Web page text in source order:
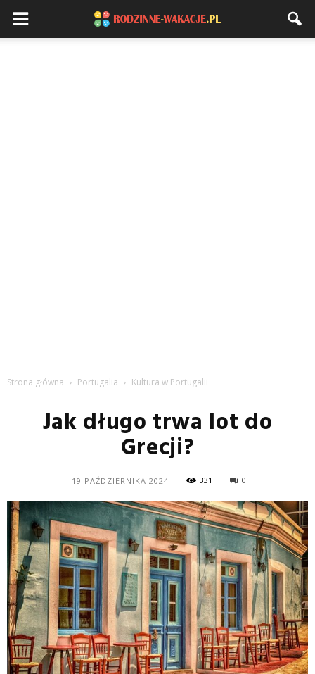
Strona główna Portugalia Kultura w Portugalii
Jak długo trwa lot do
Grecji?
19 PAŹDZIERNIKA 2024 331 0